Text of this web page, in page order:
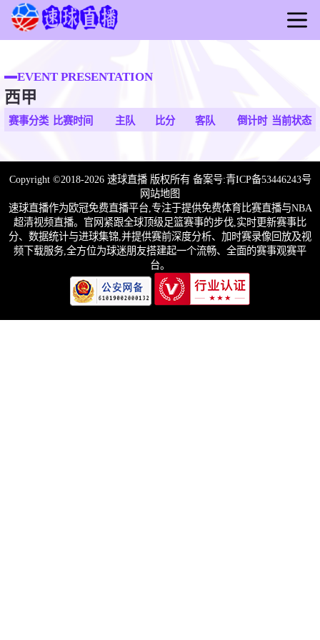
足球
篮球
比赛
简讯
EVENT PRESENTATION
西甲
赛事分类 比赛时间 主队 比分 客队 倒计时 当前状态
Copyright ©2018-2026 速球直播 版权所有 备案号:青ICP备53446243号
网站地图
速球直播作为欧冠免费直播平台,专注于提供免费体育比赛直播与NBA
超清视频直播。官网紧跟全球顶级足篮赛事的步伐,实时更新赛事比
分、数据统计与进球集锦,并提供赛前深度分析、加时赛录像回放及视
频下载服务,全方位为球迷朋友搭建起一个流畅、全面的赛事观赛平
台。